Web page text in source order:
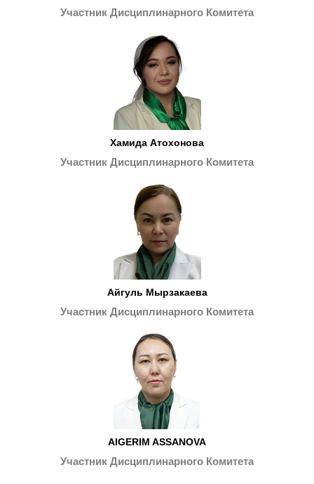
Участник Дисциплинарного Комитета
Хамида Атохонова
Участник Дисциплинарного Комитета
Айгуль Мырзакаева
Участник Дисциплинарного Комитета
AIGERIM ASSANOVA
Участник Дисциплинарного Комитета